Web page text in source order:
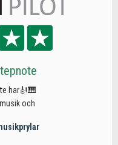
har🎻🎹
och